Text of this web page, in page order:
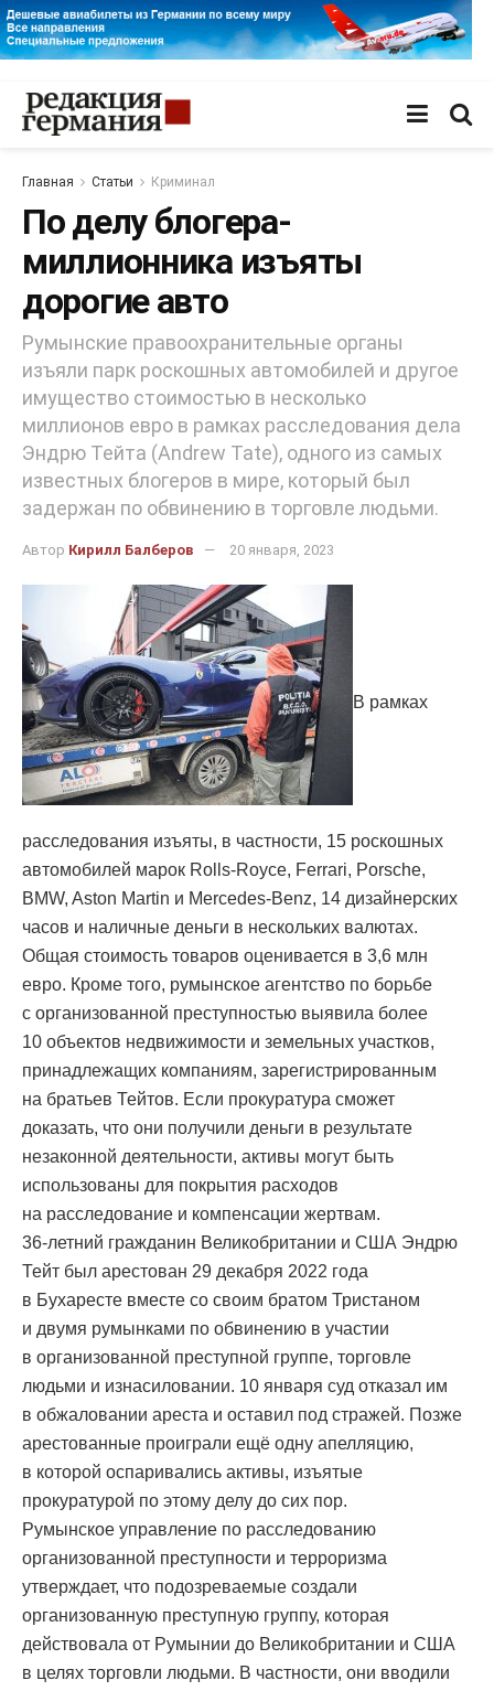
Главная Статьи Криминал
По делу блогера-
миллионника изъяты
дорогие авто
Румынские правоохранительные органы
изъяли парк роскошных автомобилей и другое
имущество стоимостью в несколько
миллионов евро в рамках расследования дела
Эндрю Тейта (Andrew Tate), одного из самых
известных блогеров в мире, который был
задержан по обвинению в торговле людьми.
Автор Кирилл Балберов 20 января, 2023
В рамках
расследования изъяты, в частности, 15 роскошных
автомобилей марок Rolls-Royce, Ferrari, Porsche,
BMW, Aston Martin и Mercedes-Benz, 14 дизайнерских
часов и наличные деньги в нескольких валютах.
Общая стоимость товаров оценивается в 3,6 млн
евро. Кроме того, румынское агентство по борьбе
с организованной преступностью выявила более
10 объектов недвижимости и земельных участков,
принадлежащих компаниям, зарегистрированным
на братьев Тейтов. Если прокуратура сможет
доказать, что они получили деньги в результате
незаконной деятельности, активы могут быть
использованы для покрытия расходов
на расследование и компенсации жертвам.
36-летний гражданин Великобритании и США Эндрю
Тейт был арестован 29 декабря 2022 года
в Бухаресте вместе со своим братом Тристаном
и двумя румынками по обвинению в участии
в организованной преступной группе, торговле
людьми и изнасиловании. 10 января суд отказал им
в обжаловании ареста и оставил под стражей. Позже
арестованные проиграли ещё одну апелляцию,
в которой оспаривались активы, изъятые
прокуратурой по этому делу до сих пор.
Румынское управление по расследованию
организованной преступности и терроризма
утверждает, что подозреваемые создали
организованную преступную группу, которая
действовала от Румынии до Великобритании и США
в целях торговли людьми. В частности, они вводили